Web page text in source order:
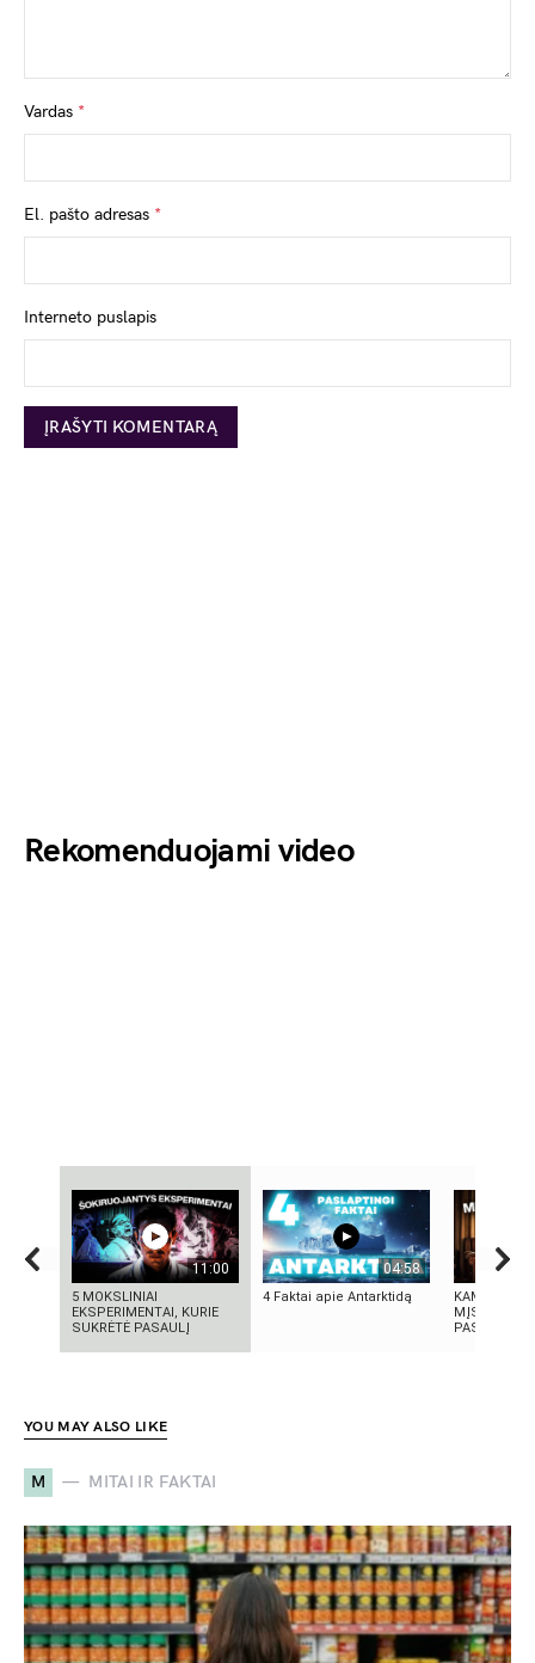
Vardas *
El. pašto adresas *
Interneto puslapis
Rekomenduojami video
11:00
5 MOKSLINIAI
EKSPERIMENTAI, KURIE
SUKRĖTĖ PASAULĮ
04:58
4 Faktai apie Antarktidą
MĮSLINGA
PASLAPTIS
YOU MAY ALSO LIKE
M MITAI IR FAKTAI